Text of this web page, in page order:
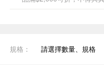
規格： 請選擇數量、規格